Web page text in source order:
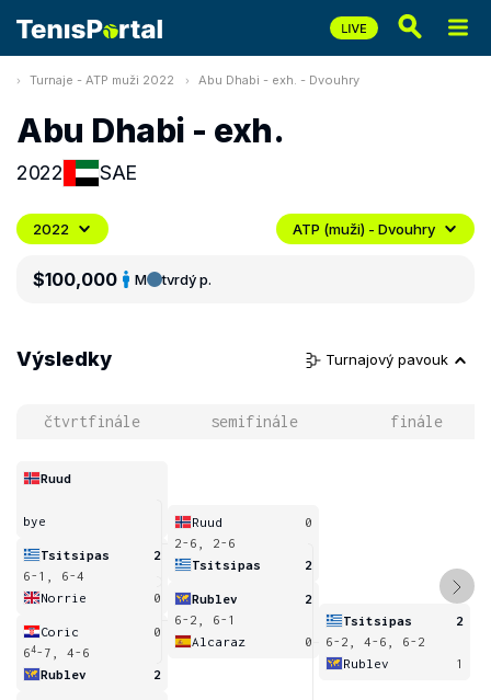
Turnaje - ATP muži 2022 Abu Dhabi - exh. - Dvouhry
Abu Dhabi - exh.
2022 SAE
2022 ATP (muži) - Dvouhry
$100,000 M tvrdý p.
Výsledky Turnajový pavouk
čtvrtfinále semifinále finále
Ruud
bye
Tsitsipas
2
6-1, 6-4
Norrie
0
Coric
0
64-7, 4-6
Rublev
2
Ruud
0
2-6, 2-6
Tsitsipas
2
Rublev
2
6-2, 6-1
Alcaraz
0
Tsitsipas
2
6-2, 4-6, 6-2
Rublev
1